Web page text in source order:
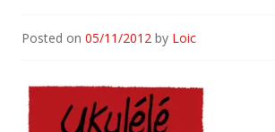
Posted on 05/11/2012 by Loic